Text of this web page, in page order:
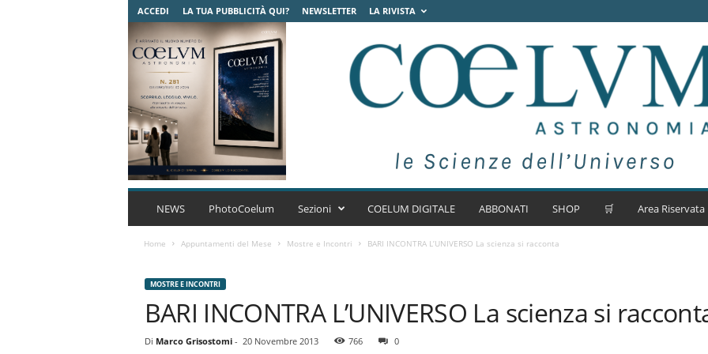
ACCEDI LA TUA PUBBLICITÀ QUI? NEWSLETTER LA RIVISTA
C
s
t
r
NEWS PhotoCoelum Sezioni COELUM DIGITALE ABBONATI SHOP 🛒 Area Riservata
Home Appuntamenti del Mese Mostre e Incontri BARI INCONTRA L’UNIVERSO La scienza si racconta
MOSTRE E INCONTRI
BARI INCONTRA L’UNIVERSO La scienza si
Di Marco Grisostomi- 20 Novembre 2013 766 0